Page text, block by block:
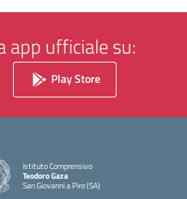
app ufficiale su:
Play Store
Istituto Comprensivo
Teodoro Gaza
San Giovanni a Piro (SA)